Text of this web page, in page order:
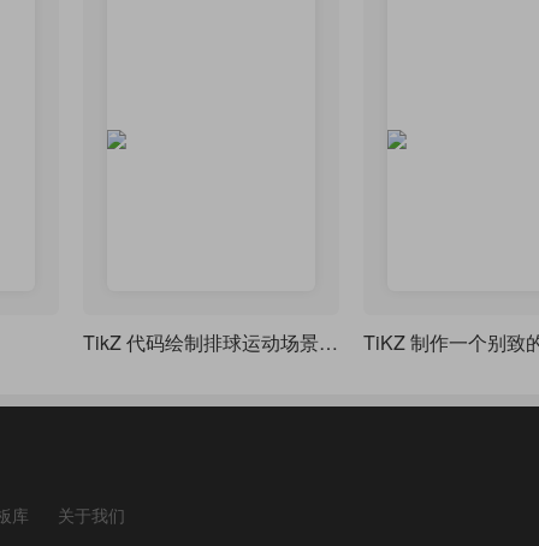
TikZ 代码绘制排球运动场景，包含两名运动员和排球轨迹
库 关于我们